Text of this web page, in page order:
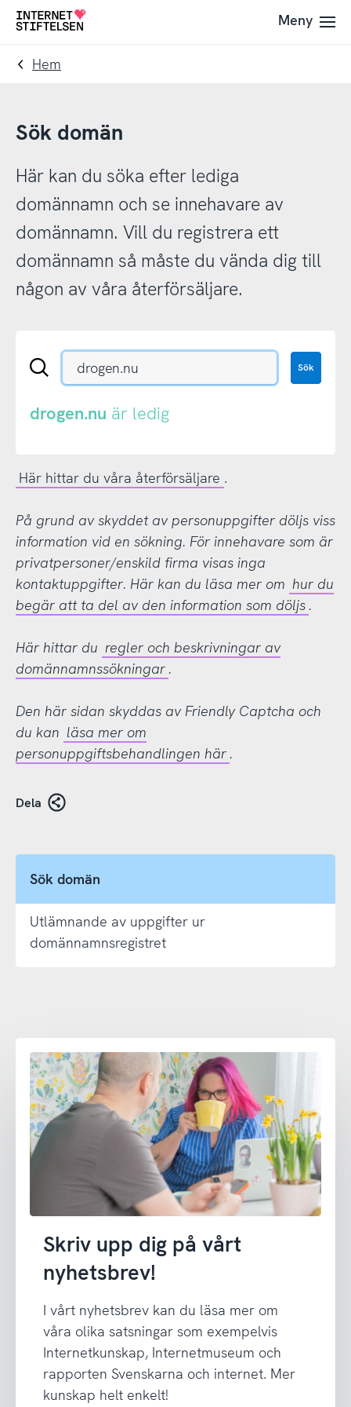
Till
navigering
Till
innehåll
Till
Meny
Hem
Sök domän
Här kan du söka efter lediga
domännamn och se innehavare av
domännamn. Vill du registrera ett
domännamn så måste du vända dig till
någon av våra återförsäljare.
Sök
eller
.nu-
Sök
drogen.nu är ledig
Här hittar du våra återförsäljare .
På grund av skyddet av personuppgifter döljs viss
information vid en sökning. För innehavare som är
privatpersoner/enskild firma visas inga
kontaktuppgifter. Här kan du läsa mer om hur du
begär att ta del av den information som döljs .
Här hittar du regler och beskrivningar av
domännamnssökningar .
Den här sidan skyddas av Friendly Captcha och
du kan läsa mer om
personuppgiftsbehandlingen här .
Dela
Sök domän
Utlämnande av uppgifter ur
domännamnsregistret
Skriv upp dig på vårt
nyhetsbrev!
I vårt nyhetsbrev kan du läsa mer om
våra olika satsningar som exempelvis
Internetkunskap, Internetmuseum och
rapporten Svenskarna och internet. Mer
kunskap helt enkelt!